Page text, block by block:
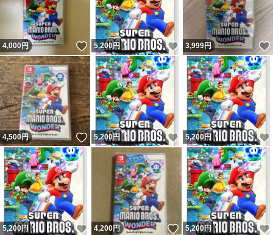
4,000円 いいね！
5,200 円 いいね！
3,999円
4,500円 いいね！
5,200 円 いいね！
5,200 円
5,200 円 いいね！
4,200円 いいね！
5,200 円